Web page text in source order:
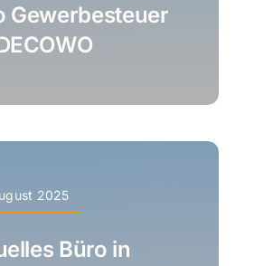
Gewerbesteuer
2025
Büro in